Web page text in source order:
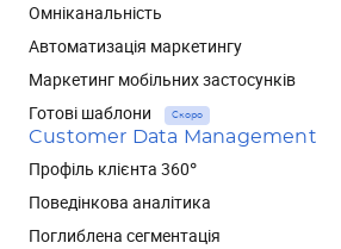
Омніканальність
Автоматизація маркетингу
Маркетинг мобільних застосунків
Готові шаблони
Скоро
Customer Data Management
Профіль клієнта 360°
Поведінкова аналітика
Поглиблена сегментація